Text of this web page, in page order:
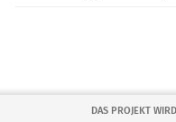
DAS PROJEKT